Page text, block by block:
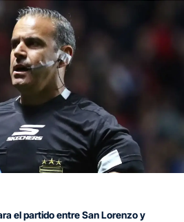
el partido entre San Lorenzo y